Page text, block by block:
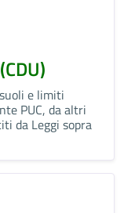
e limiti
PUC, da altri
da Leggi sopra